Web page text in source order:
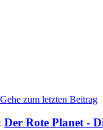
Der Rote Planet -